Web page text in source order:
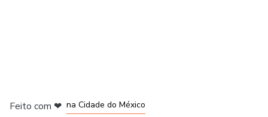
Feito com ❤ na Cidade do México